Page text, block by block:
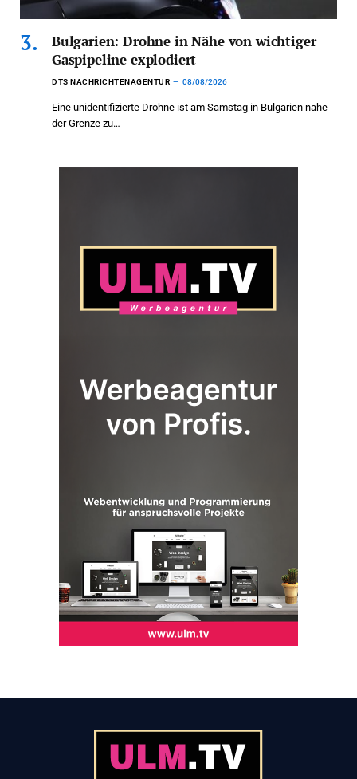
Bulgarien: Drohne in Nähe von wichtiger
Gaspipeline explodiert
DTS NACHRICHTENAGENTUR 08/08/2026
Eine unidentifizierte Drohne ist am Samstag in Bulgarien nahe
der Grenze zu…